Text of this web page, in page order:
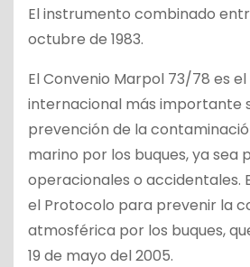
El instrumento combinado
octubre de 1983.
El Convenio Marpol 73/78 es
internacional más importante
prevención de la
marino por los buques, ya sea
operacionales o accidentales.
el Protocolo para prevenir la
atmosférica por los buques,
19 de mayo del 2005.